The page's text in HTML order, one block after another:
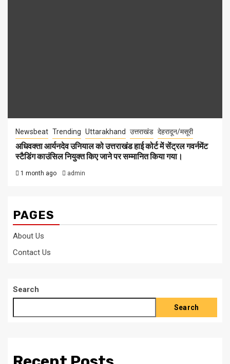
Newsbeat Trending Uttarakhand उत्तराखंड देहरादून/मसूरी
अधिवक्ता आर्यनदेव उनियाल को उत्तराखंड हाई कोर्ट में सेंट्रल गवर्नमेंट
स्टैडिंग काउंसिल नियुक्त किए जाने पर सम्मानित किया गया।
1 month ago admin
PAGES
About Us
Contact Us
Search
Search